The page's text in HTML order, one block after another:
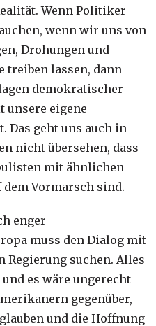
Wenn Politiker
wenn wir uns von
Drohungen und
treiben lassen, dann
demokratischer
unsere eigene
Das geht uns auch in
nicht übersehen, dass
mit ähnlichen
dem Vormarsch sind.
enger
muss den Dialog mit
Regierung suchen. Alles
es wäre ungerecht
gegenüber,
und die Hoffnung